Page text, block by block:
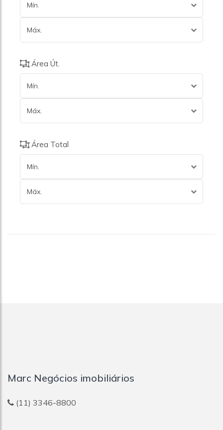
Mín.
Máx.
Área Út.
Mín.
Máx.
Área Total
Mín.
Máx.
Marc Negócios imobiliários
(11) 3346-8800